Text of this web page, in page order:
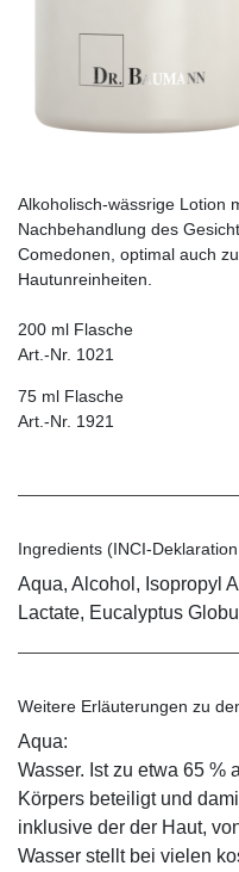
Alkoholisch-wässrige Lotion
Nachbehandlung des
Comedonen, optimal auch
Hautunreinheiten.
200 ml Flasche
Art.-Nr. 1021
75 ml Flasche
Art.-Nr. 1921
Ingredients (INCI-
Aqua, Alcohol, Isopropyl
Lactate, Eucalyptus
Weitere Erläuterungen zu
Aqua:
Wasser. Ist zu etwa 65 %
Körpers beteiligt und
inklusive der der Haut,
Wasser stellt bei vielen